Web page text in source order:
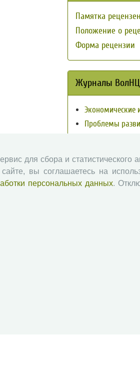
Памятка
Положение о
Форма рецензии
Журналы
Экономические
Проблемы
АгроЗооТехника
для сбора и статистического
вы соглашаетесь на
персональных данных.